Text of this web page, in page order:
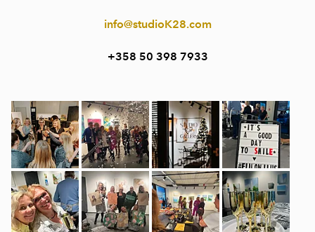
info@studioK28.com
+358 50 398 7933